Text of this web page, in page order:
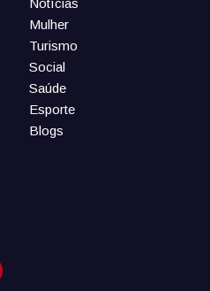
Notícias
Mulher
Turismo
Social
Saúde
Esporte
Blogs